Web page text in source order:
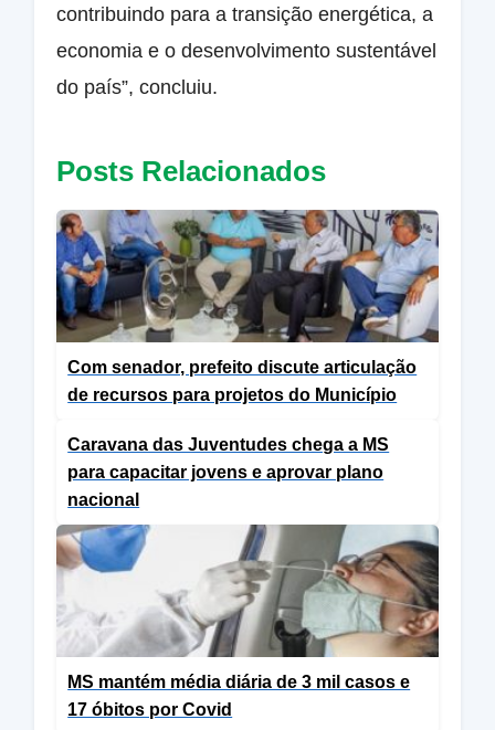
contribuindo para a transição energética, a
economia e o desenvolvimento sustentável
do país”, concluiu.
Posts Relacionados
Com senador, prefeito discute articulação
de recursos para projetos do Município
Caravana das Juventudes chega a MS
para capacitar jovens e aprovar plano
nacional
MS mantém média diária de 3 mil casos e
17 óbitos por Covid